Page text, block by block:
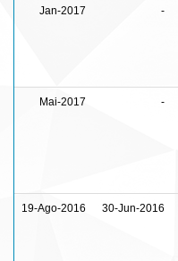
Jan-2017 -
Mai-2017 -
19-Ago-2016 30-Jun-2016